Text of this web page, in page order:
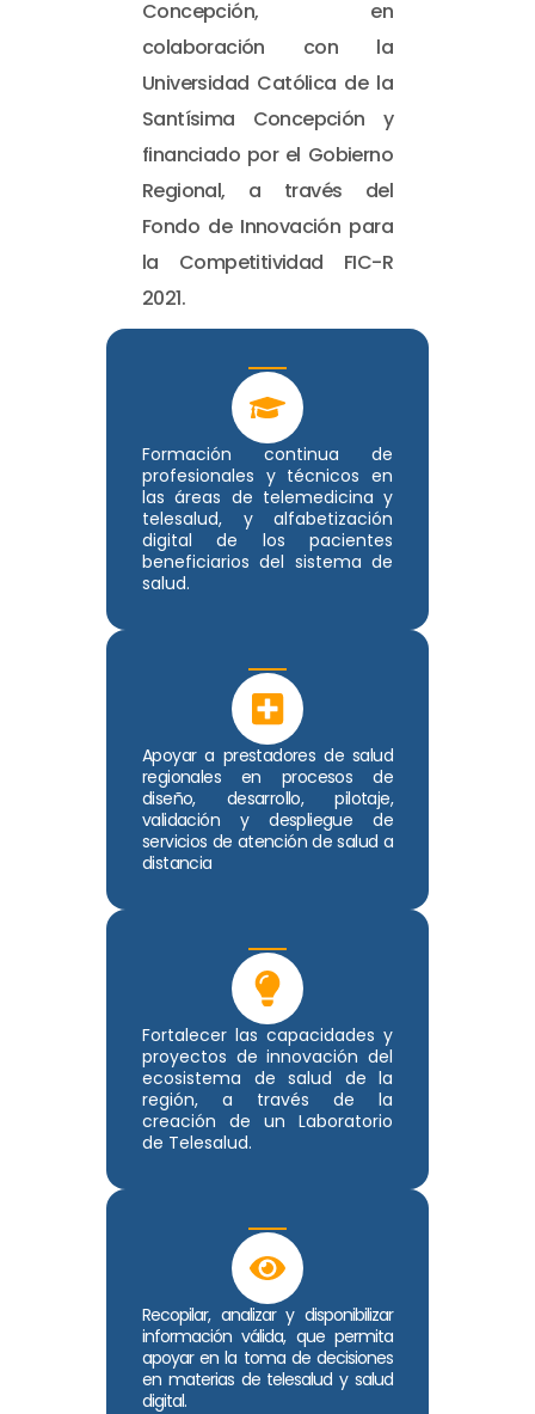
Formación continua de
profesionales y técnicos en
las áreas de telemedicina y
telesalud, y alfabetización
digital de los pacientes
beneficiarios del sistema de
salud.
Apoyar a prestadores de salud
regionales en procesos de
diseño, desarrollo, pilotaje,
validación y despliegue de
servicios de atención de salud a
distancia
Fortalecer las capacidades y
proyectos de innovación del
ecosistema de salud de la
región, a través de la
creación de un Laboratorio
de Telesalud.
Recopilar, analizar y disponibilizar
información válida, que permita
apoyar en la toma de decisiones
en materias de telesalud y salud
digital.
Concepción, en
colaboración con la
Universidad Católica de la
Santísima Concepción y
financiado por el Gobierno
Regional, a través del
Fondo de Innovación para
la Competitividad FIC-R
2021.